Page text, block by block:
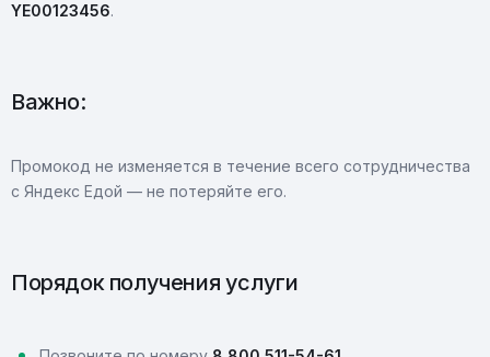
YE00123456.
Важно:
Промокод не изменяется в течение всего сотрудничества
с Яндекс Едой — не потеряйте его.
Порядок получения услуги